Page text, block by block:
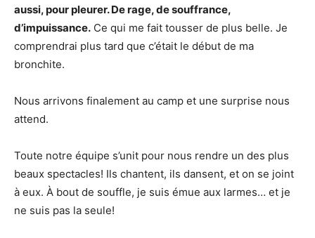
aussi, pour pleurer. De rage, de souffrance,
d’impuissance. Ce qui me fait tousser de plus belle. Je
comprendrai plus tard que c’était le début de ma
bronchite.
Nous arrivons finalement au camp et une surprise nous
attend.
Toute notre équipe s’unit pour nous rendre un des plus
beaux spectacles! Ils chantent, ils dansent, et on se joint
à eux. À bout de souffle, je suis émue aux larmes… et je
ne suis pas la seule!